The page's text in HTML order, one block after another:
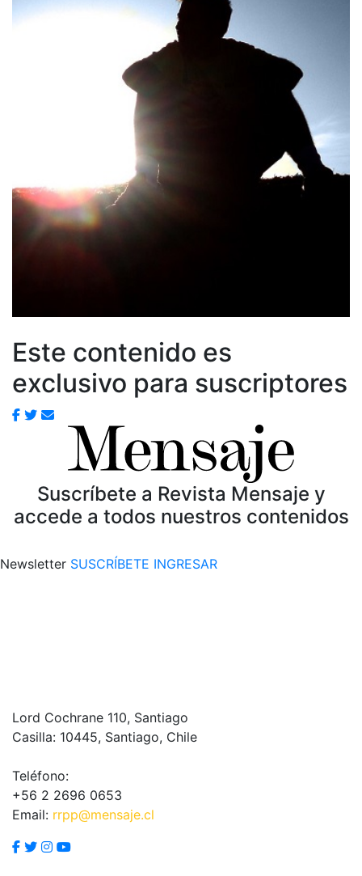
Este contenido es
exclusivo para suscriptores
Suscríbete a Revista Mensaje y
accede a todos nuestros contenidos
Newsletter SUSCRÍBETE INGRESAR
Lord Cochrane 110, Santiago
Casilla: 10445, Santiago, Chile
Teléfono:
+56 2 2696 0653
Email: rrpp@mensaje.cl